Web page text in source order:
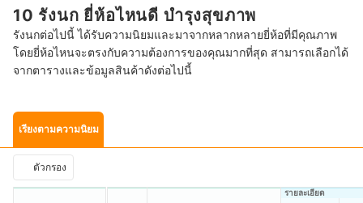
10 รังนก ยี่ห้อไหนดี บำรุงสุขภาพ
รังนกต่อไปนี้ ได้รับความนิยมและมาจากหลากหลายยี่ห้อที่มีคุณภาพ
โดยยี่ห้อไหนจะตรงกับความต้องการของคุณมากที่สุด สามารถเลือกได้
จากตารางและข้อมูลสินค้าดังต่อไปนี้
เรียงตามความนิยม
ตัวกรอง
รายละเอียด